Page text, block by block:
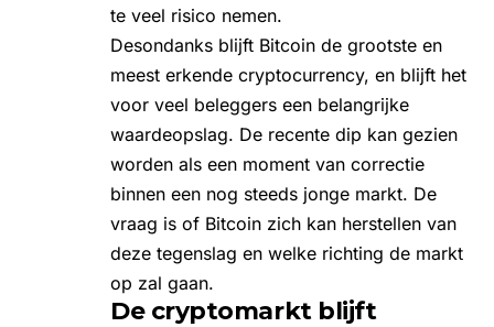
te veel risico nemen.
Desondanks blijft Bitcoin de grootste en
meest erkende cryptocurrency, en blijft het
voor veel beleggers een belangrijke
waardeopslag. De recente dip kan gezien
worden als een moment van correctie
binnen een nog steeds jonge markt. De
vraag is of Bitcoin zich kan herstellen van
deze tegenslag en welke richting de markt
op zal gaan.
De cryptomarkt blijft